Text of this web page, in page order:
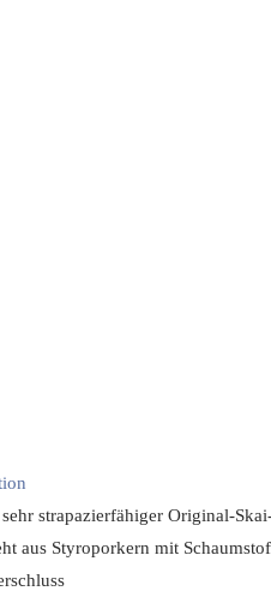
strapazierfähiger Original-
aus Styroporkern mit